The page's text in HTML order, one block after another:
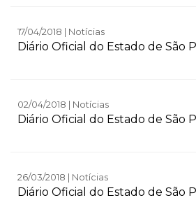
17/04/2018 | Notícias
Diário Oficial do Estado de São
02/04/2018 | Notícias
Diário Oficial do Estado de São
26/03/2018 | Notícias
Diário Oficial do Estado de São